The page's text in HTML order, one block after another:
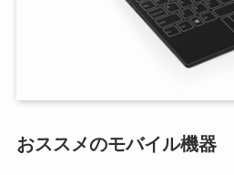
おススメのモバイル機器